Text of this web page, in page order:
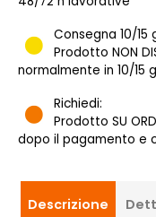
Consegna 10/15
Prodotto NON
normalmente in 10/15
Richiedi:
Prodotto SU
dopo il pagamento e
Descrizione